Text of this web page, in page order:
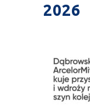
2026